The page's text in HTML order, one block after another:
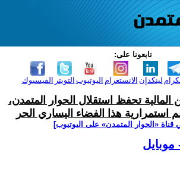
تابعونا على:
الفيسبوك التويتر اليوتيوب الانستغرام لينكدإن
المالية تحفظ استقلال الحوار المتمدن،
استمرارية هذا الفضاء اليساري الحر
‫«الحوار المتمدن» على اليوتيوب]
موبايل